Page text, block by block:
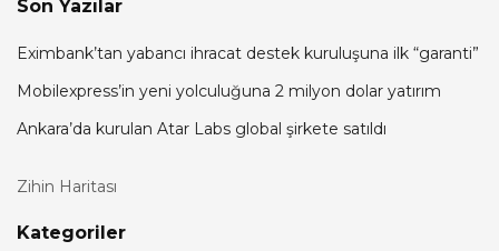
Son Yazılar
Eximbank’tan yabancı ihracat destek kuruluşuna ilk “garanti”
Mobilexpress’in yeni yolculuğuna 2 milyon dolar yatırım
Ankara’da kurulan Atar Labs global şirkete satıldı
Zihin Haritası
Kategoriler